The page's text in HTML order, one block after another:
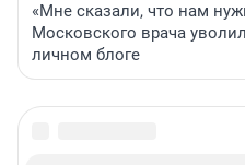
«Мне сказали, что нам
Московского врача
личном блоге